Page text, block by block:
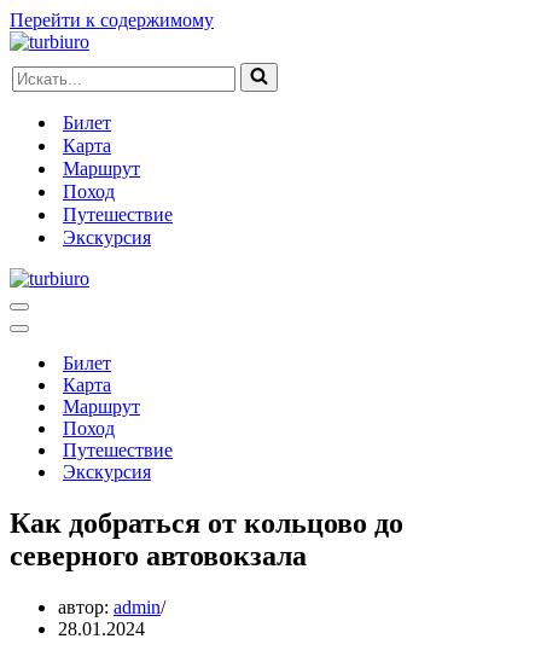
Перейти к содержимому
Искать...
Билет
Карта
Маршрут
Поход
Путешествие
Экскурсия
Меню
навигации
Меню
навигацииБилет
Карта
Маршрут
Поход
Путешествие
Экскурсия
Как добраться от кольцово до
северного автовокзала
автор: admin
28.01.2024